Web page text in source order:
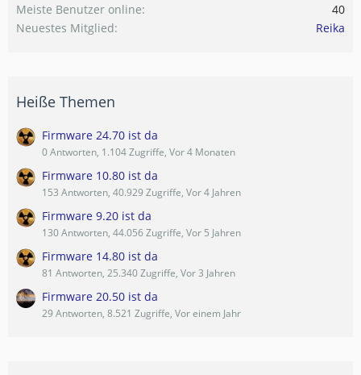
Meiste Benutzer online
40
Neuestes Mitglied
Reika
Heiße Themen
Firmware 24.70 ist da
0 Antworten, 1.104 Zugriffe, Vor 4 Monaten
Firmware 10.80 ist da
153 Antworten, 40.929 Zugriffe, Vor 4 Jahren
Firmware 9.20 ist da
130 Antworten, 44.056 Zugriffe, Vor 5 Jahren
Firmware 14.80 ist da
81 Antworten, 25.340 Zugriffe, Vor 3 Jahren
Firmware 20.50 ist da
29 Antworten, 8.521 Zugriffe, Vor einem Jahr